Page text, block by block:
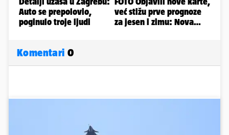
Komentari 0